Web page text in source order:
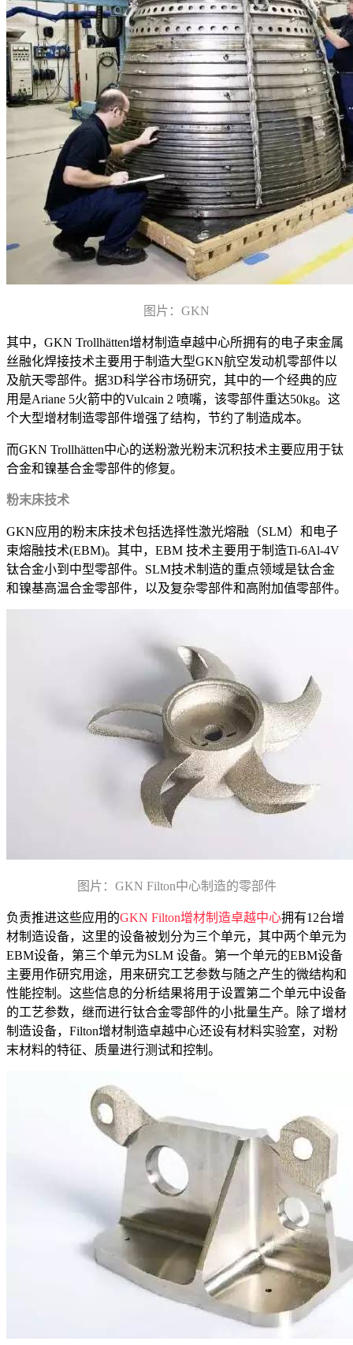
图片：GKN
其中，GKN Trollhätten增材制造卓越中心所拥有的电子束金属
丝融化焊接技术主要用于制造大型GKN航空发动机零部件以
及航天零部件。据3D科学谷市场研究，其中的一个经典的应
用是Ariane 5火箭中的Vulcain 2 喷嘴，该零部件重达50kg。这
个大型增材制造零部件增强了结构，节约了制造成本。
而GKN Trollhätten中心的送粉激光粉末沉积技术主要应用于钛
合金和镍基合金零部件的修复。
粉末床技术
GKN应用的粉末床技术包括选择性激光熔融（SLM）和电子
束熔融技术(EBM)。其中，EBM 技术主要用于制造Ti-6Al-4V
钛合金小到中型零部件。SLM技术制造的重点领域是钛合金
和镍基高温合金零部件，以及复杂零部件和高附加值零部件。
图片：GKN Filton中心制造的零部件
负责推进这些应用的GKN Filton增材制造卓越中心拥有12台增
材制造设备，这里的设备被划分为三个单元，其中两个单元为
EBM设备，第三个单元为SLM 设备。第一个单元的EBM设备
主要用作研究用途，用来研究工艺参数与随之产生的微结构和
性能控制。这些信息的分析结果将用于设置第二个单元中设备
的工艺参数，继而进行钛合金零部件的小批量生产。除了增材
制造设备，Filton增材制造卓越中心还设有材料实验室，对粉
末材料的特征、质量进行测试和控制。